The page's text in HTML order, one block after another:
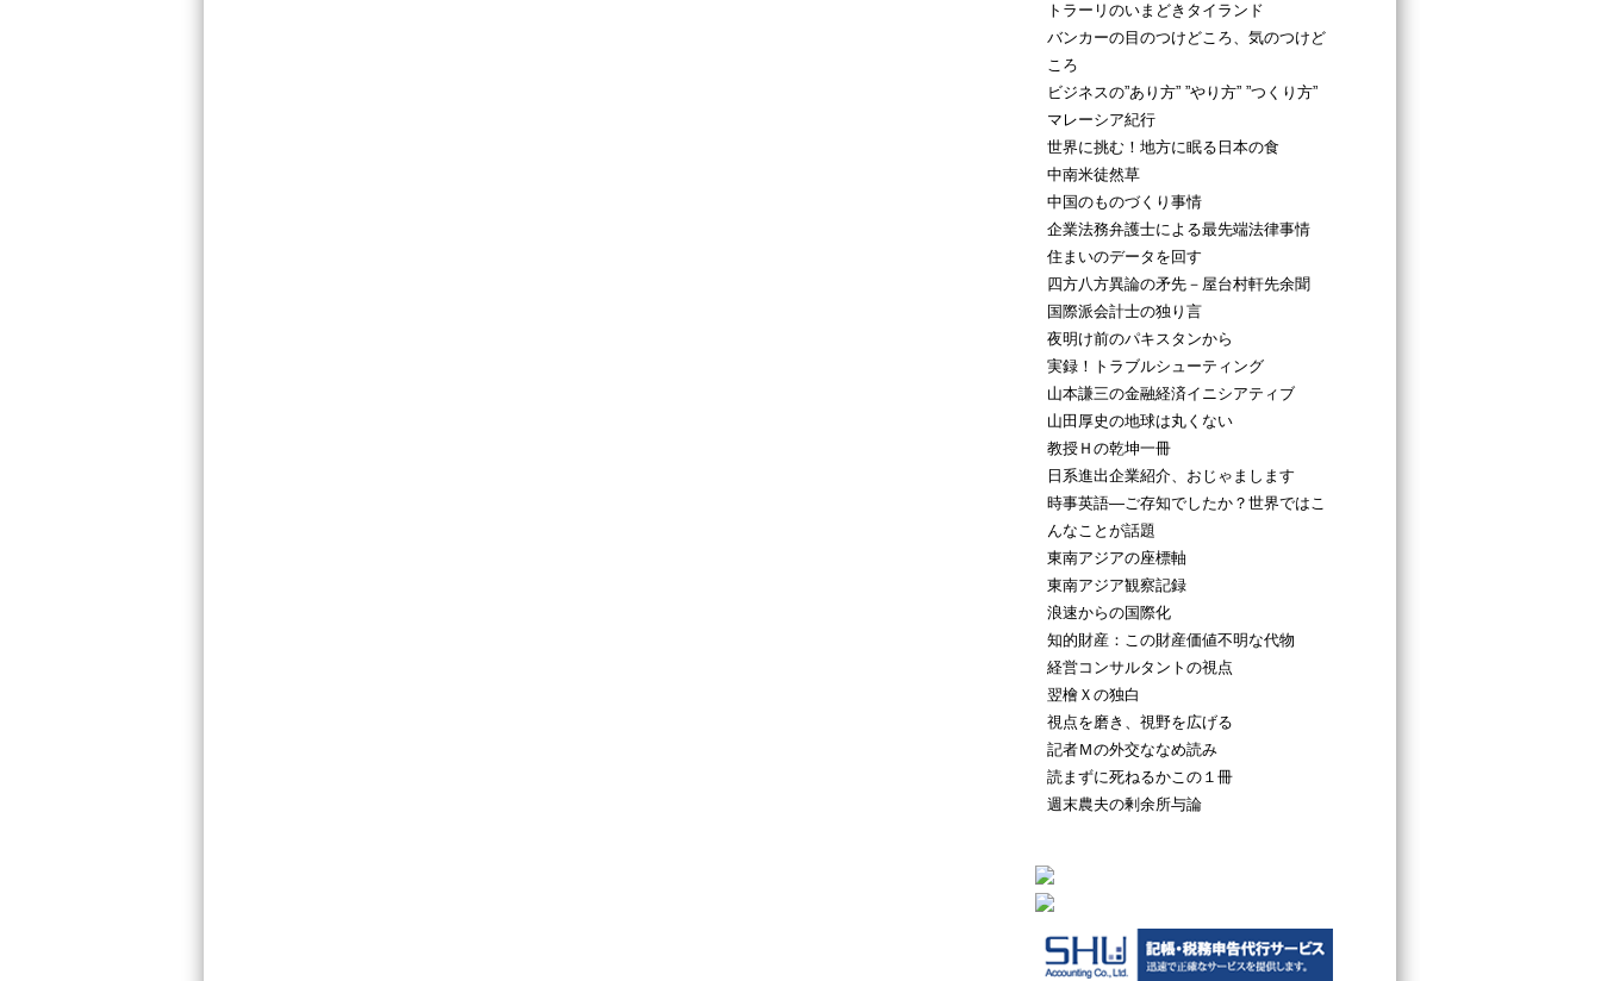
トラーリのいまどきタイランド
バンカーの目のつけどころ、気のつけど
ころ
ビジネスの”あり方” ”やり方” ”つくり方”
マレーシア紀行
世界に挑む！地方に眠る日本の食
中南米徒然草
中国のものづくり事情
企業法務弁護士による最先端法律事情
住まいのデータを回す
四方八方異論の矛先－屋台村軒先余聞
国際派会計士の独り言
夜明け前のパキスタンから
実録！トラブルシューティング
山本謙三の金融経済イニシアティブ
山田厚史の地球は丸くない
教授Ｈの乾坤一冊
日系進出企業紹介、おじゃまします
時事英語―ご存知でしたか？世界ではこ
んなことが話題
東南アジアの座標軸
東南アジア観察記録
浪速からの国際化
知的財産：この財産価値不明な代物
経営コンサルタントの視点
翌檜Ｘの独白
視点を磨き、視野を広げる
記者Ｍの外交ななめ読み
読まずに死ねるかこの１冊
週末農夫の剰余所与論